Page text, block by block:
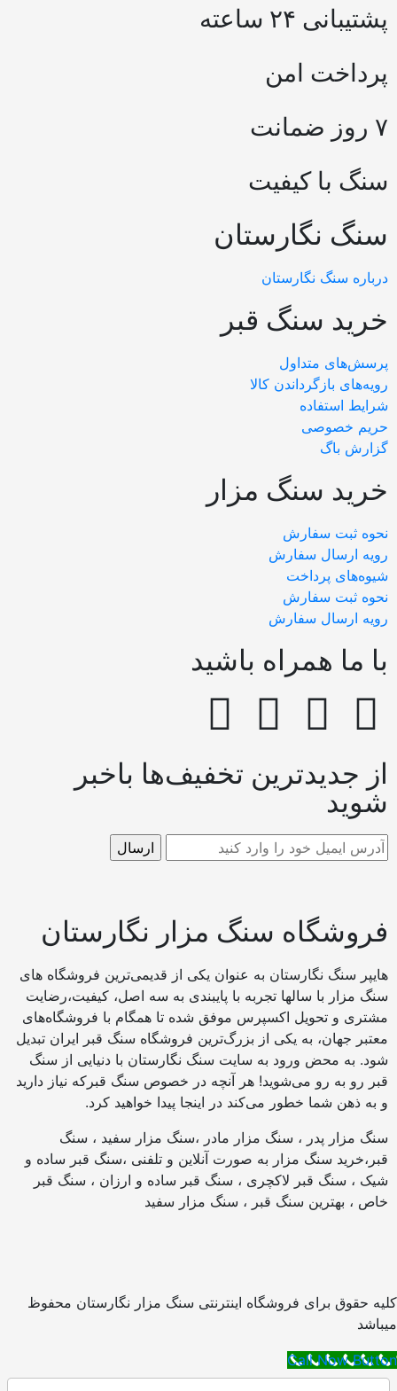
۲۴ ساعته
امن
با کیفیت
نگارستان
سنگ نگارستان
سنگ قبر
متداول
بازگرداندن کالا
استفاده
خصوصی
باگ
سنگ مزار
ثبت سفارش
ارسال سفارش
پرداخت
ثبت سفارش
ارسال سفارش
ما همراه باشید
جدیدترین تخفیف‌ها باخبر
سنگ مزار نگارستان
سنگ نگارستان به عنوان یکی از قدیمی‌ترین فروشگاه های
مزار با سالها تجربه با پایبندی به سه اصل، کیفیت،رضایت
و تحویل اکسپرس موفق شده تا همگام با فروشگاه‌های
جهان، به یکی از بزرگ‌ترین فروشگاه سنگ قبر ایران تبدیل
به محض ورود به سایت سنگ نگارستان با دنیایی از سنگ
رو به رو می‌شوید! هر آنچه در خصوص سنگ قبرکه نیاز دارید
به ذهن شما خطور می‌کند در اینجا پیدا خواهید کرد.
مزار پدر ، سنگ مزار مادر ،سنگ مزار سفید ، سنگ
سنگ مزار به صورت آنلاین و تلفنی ،سنگ قبر ساده و
، سنگ قبر لاکچری ، سنگ قبر ساده و ارزان ، سنگ قبر
، بهترین سنگ قبر ، سنگ مزار سفید
حقوق برای فروشگاه اینترنتی سنگ مزار نگارستان محفوظ
Call Now